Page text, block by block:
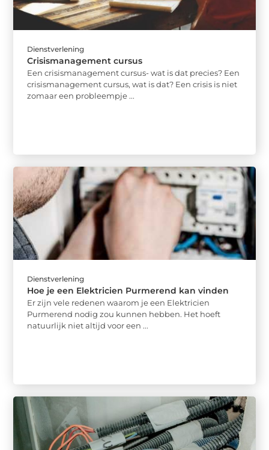
Dienstverlening
Crisismanagement cursus
Een crisismanagement cursus- wat is dat precies? Een
crisismanagement cursus, wat is dat? Een crisis is niet
zomaar een probleempje ...
Dienstverlening
Hoe je een Elektricien Purmerend kan vinden
Er zijn vele redenen waarom je een Elektricien
Purmerend nodig zou kunnen hebben. Het hoeft
natuurlijk niet altijd voor een ...